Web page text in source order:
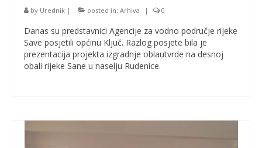
by Urednik | posted in: Arhiva | 0
Danas su predstavnici Agencije za vodno područje rijeke
Save posjetili općinu Ključ. Razlog posjete bila je
prezentacija projekta izgradnje oblautvrde na desnoj
obali rijeke Sane u naselju Rudenice.